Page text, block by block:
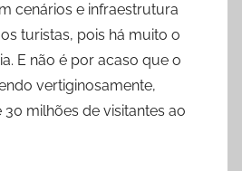
cenários e infraestrutura
turistas, pois há muito o
E não é por acaso que o
vertiginosamente,
milhões de visitantes ao